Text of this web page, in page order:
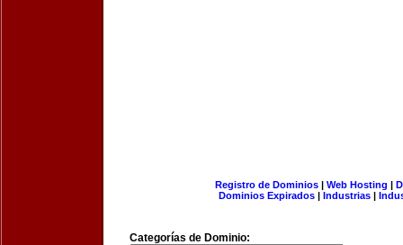
Registro de Dominios| Web Hosting |
Dominios Expirados | Industrias |
Categorías de Dominio: